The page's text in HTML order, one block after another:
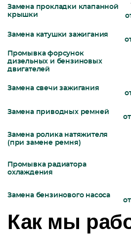
Замена прокладки клапанной
крышки
Замена катушки зажигания
Промывка форсунок
дизельных и бензиновых
двигателей
Замена свечи зажигания
Замена приводных ремней
Замена ролика натяжителя
(при замене ремня)
Промывка радиатора
охлаждения
Замена бензинового насоса
Как мы